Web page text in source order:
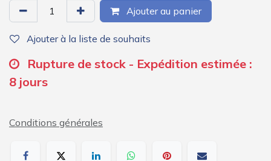
Ajouter au panier
Ajouter à la liste de souhaits
Rupture de stock - Expédition estimée :
8 jours
Conditions générales